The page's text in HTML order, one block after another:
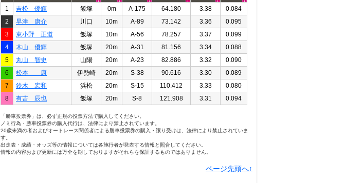
1 吉松 優輝 飯塚 0m A-175 64.180 3.38 0.084
2 早津 康介 川口 10m A-89 73.142 3.36 0.095
3 東小野 正道 飯塚 10m A-56 78.257 3.37 0.099
4 木山 優輝 飯塚 20m A-31 81.156 3.34 0.088
5 丸山 智史 山陽 20m A-23 82.886 3.32 0.090
6 松本 康 伊勢崎 20m S-38 90.616 3.30 0.089
7 鈴木 宏和 浜松 20m S-15 110.412 3.33 0.080
8 有吉 辰也 飯塚 20m S-8 121.908 3.31 0.094
「勝車投票券」は、必ず正規の投票方法で購入してください。
ノミ行為・勝車投票券の購入代行は、法律により禁止されています。
20歳未満の者およびオートレース関係者による勝車投票券の購入・譲り受けは、法律により禁止されていま
す。
出走表・成績・オッズ等の情報については各施行者が発表する情報と照合してください。
情報の内容および更新には万全を期しておりますがそれらを保証するものではありません。
ページ先頭へ↑